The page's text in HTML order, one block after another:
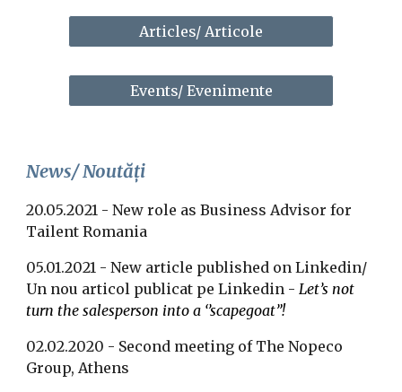
Articles/ Articole
Events/ Evenimente
News/ Noutăți
20.05.2021 - New role as Business Advisor for
Tailent Romania
05.01.2021 - New article published on Linkedin/
Un nou articol publicat pe Linkedin - Let’s not
turn the salesperson into a ‘’scapegoat”!
02.02.2020 - Second meeting of The Nopeco
Group, Athens